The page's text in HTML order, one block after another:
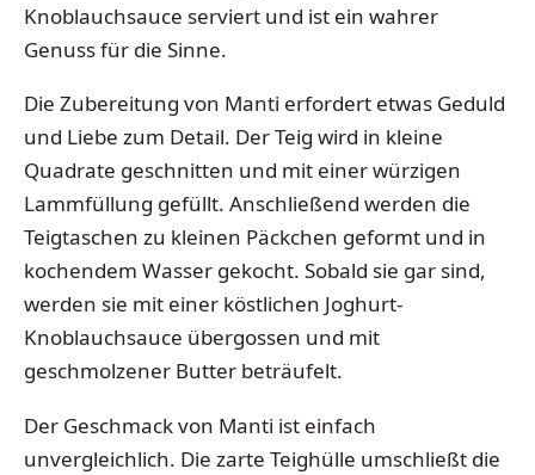
Knoblauchsauce serviert und ist ein wahrer
Genuss für die Sinne.
Die Zubereitung von Manti erfordert etwas Geduld
und Liebe zum Detail. Der Teig wird in kleine
Quadrate geschnitten und mit einer würzigen
Lammfüllung gefüllt. Anschließend werden die
Teigtaschen zu kleinen Päckchen geformt und in
kochendem Wasser gekocht. Sobald sie gar sind,
werden sie mit einer köstlichen Joghurt-
Knoblauchsauce übergossen und mit
geschmolzener Butter beträufelt.
Der Geschmack von Manti ist einfach
unvergleichlich. Die zarte Teighülle umschließt die